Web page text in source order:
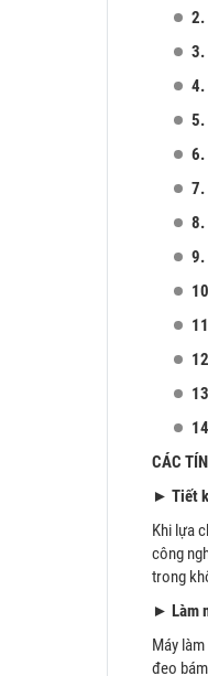
2.
3.
4.
5.
6.
7.
8.
9.
CÁC
► Tiết
Khi lựa
công
trong
► Làm
Máy
đeo